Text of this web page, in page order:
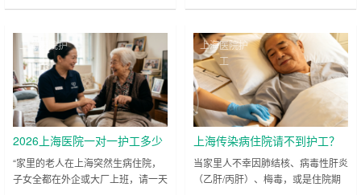
医院护工预约流程和价格对比。
之急。那么，上海医院一对一护工究
何避免临时加价的坑？ 上海爱之缘
家政为您整理了这份最新的上海住院
陪护指南。如需开通绿色通道或加急
安排护工，请直接拨打24小时服务
专线：18202153150（点击拨
打）。 一、 2026年上海医院一对一
护工收……
上海医院护
工
2026上海医院一对一护工多少
钱一天？三甲住院24小时特护
收费与选人避坑
“家里的老人在上海突然生病住院，
子女全都在外企或大厂上班，请一天
上海医院护
工
上海传染病住院请不到护工？
结核/乙肝隔离病房24小时特护
当家里人不幸因肺结核、病毒性肝炎
（乙肝/丙肝）、梅毒，或是住院期